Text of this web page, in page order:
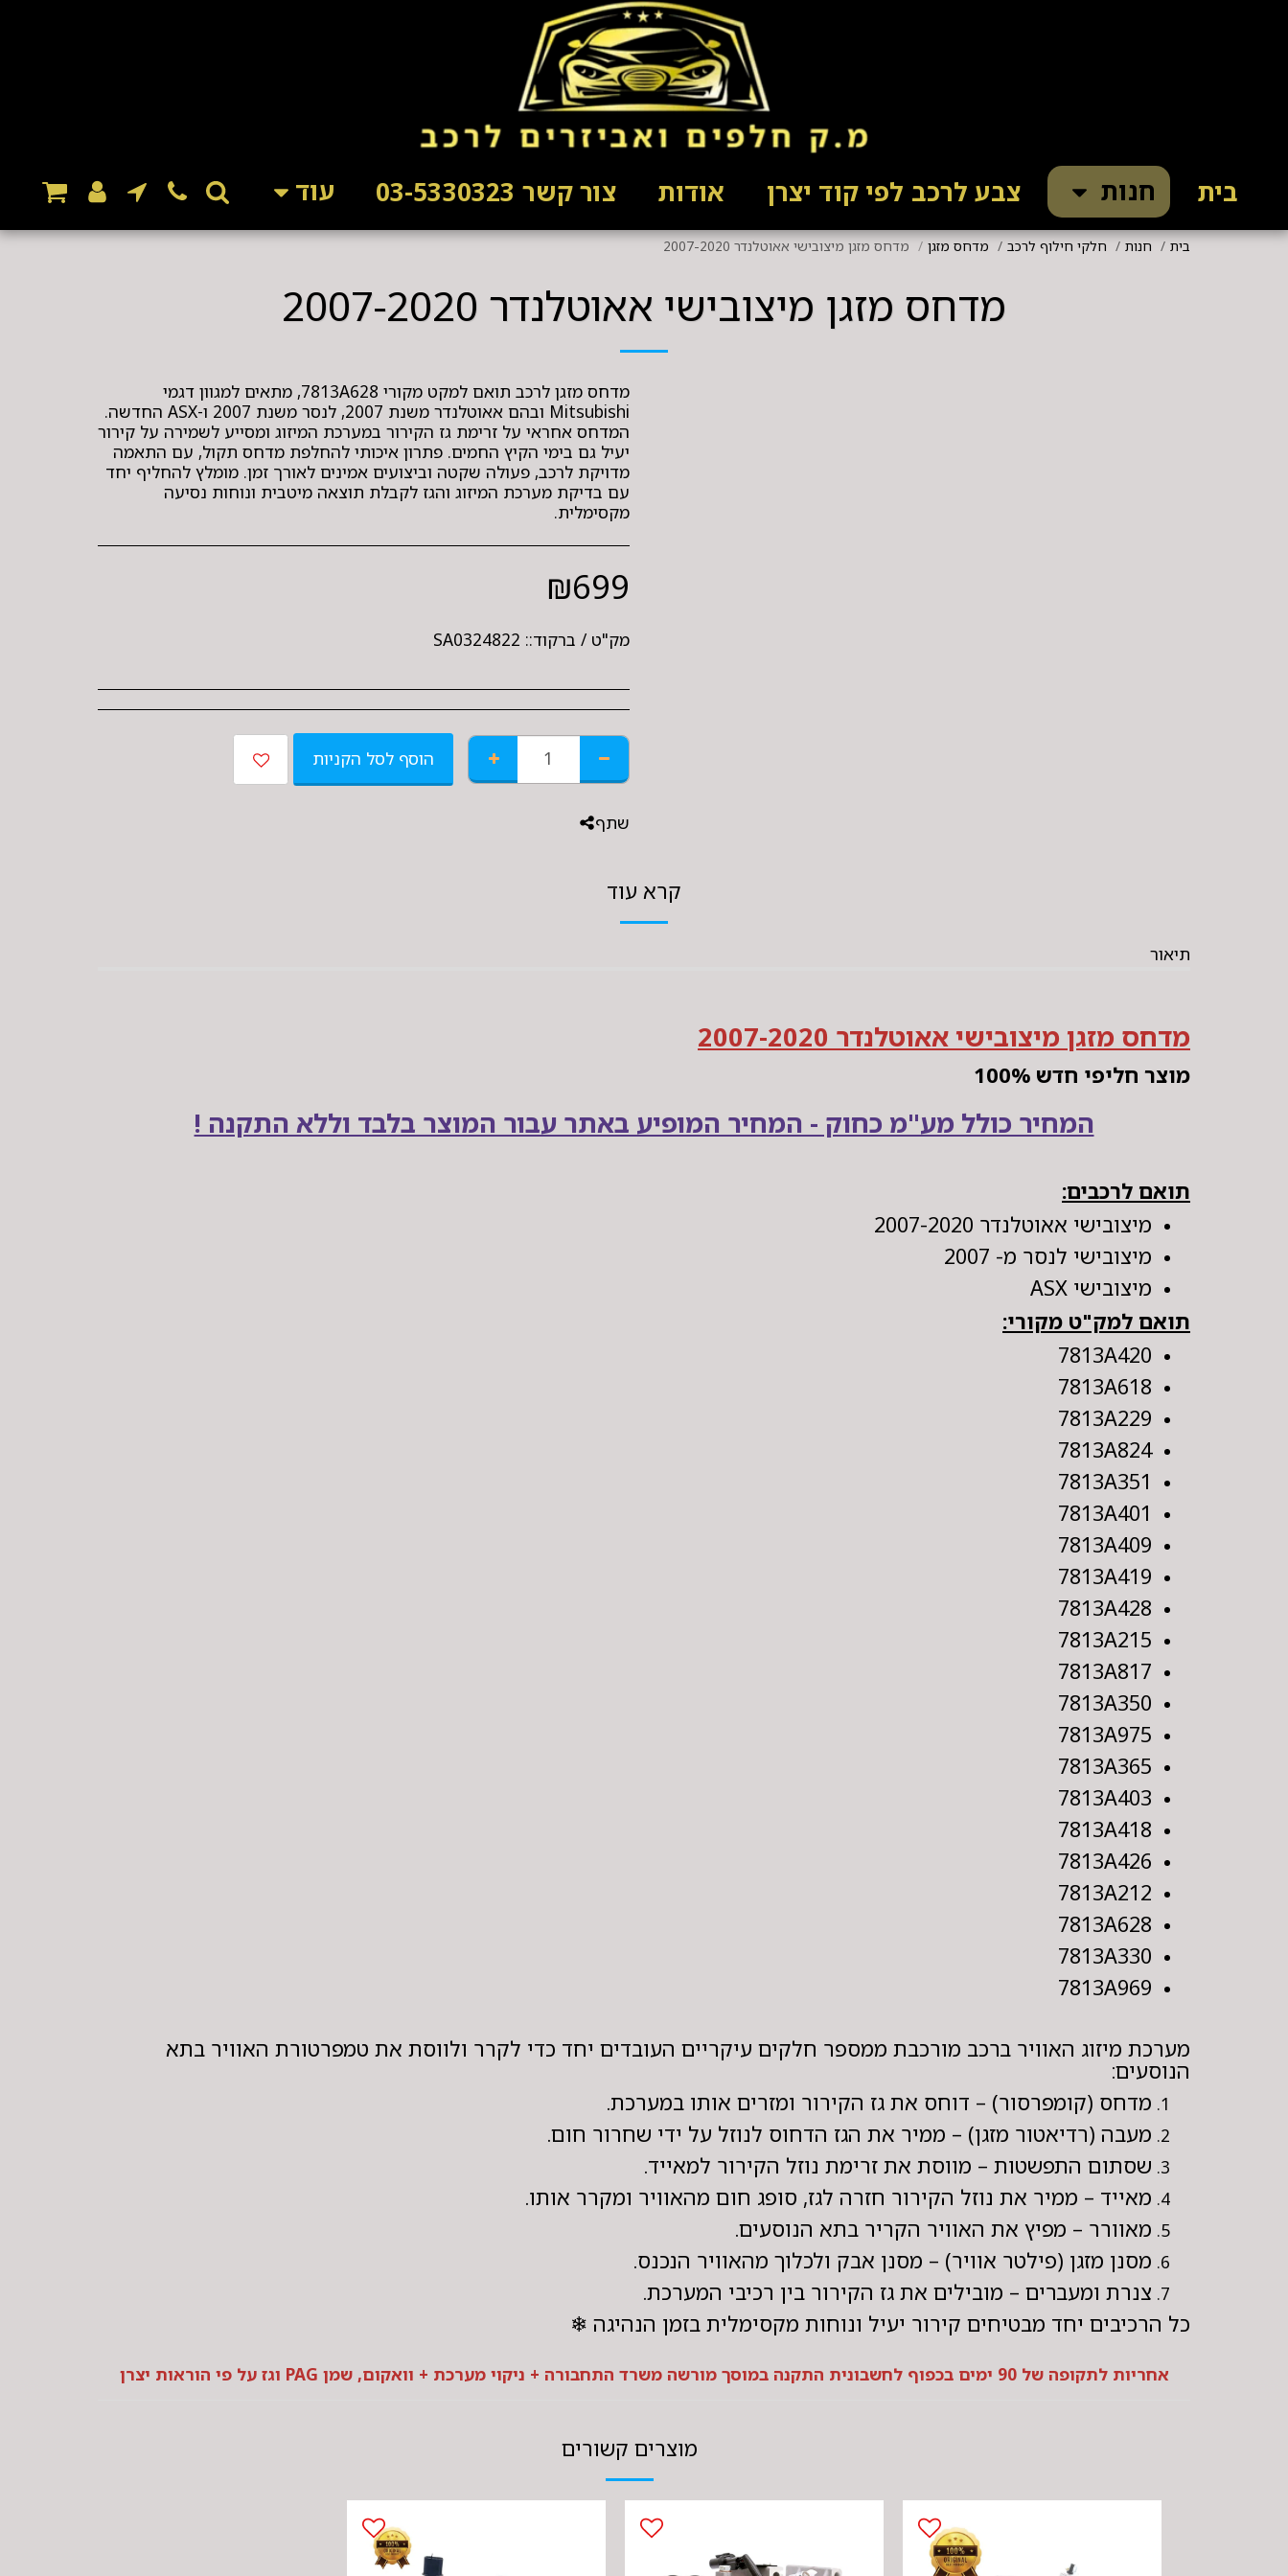
בית חנות צבע לרכב לפי קוד יצרן אודות צור קשר 03-5330323 עוד
בית חנות חלקי חילוף לרכב מדחס מזגן מדחס מזגן מיצובישי אאוטלנדר 2007-2020
מדחס מזגן מיצובישי אאוטלנדר 2007-2020
מדחס מזגן לרכב תואם למקט מקורי 7813A628, מתאים למגוון דגמי
Mitsubishi ובהם אאוטלנדר משנת 2007, לנסר משנת 2007 ו-ASX החדשה.
המדחס אחראי על זרימת גז הקירור במערכת המיזוג ומסייע לשמירה על קירור
יעיל גם בימי הקיץ החמים. פתרון איכותי להחלפת מדחס תקול, עם התאמה
מדויקת לרכב, פעולה שקטה וביצועים אמינים לאורך זמן. מומלץ להחליף יחד
עם בדיקת מערכת המיזוג והגז לקבלת תוצאה מיטבית ונוחות נסיעה
מקסימלית.
₪699
מק"ט / ברקוד:: SA0324822
הוסף לסל הקניות
שתף
קרא עוד
תיאור
מדחס מזגן מיצובישי אאוטלנדר 2007-2020
מוצר חליפי חדש 100%
המחיר כולל מע"מ כחוק - המחיר המופיע באתר עבור המוצר בלבד וללא התקנה !
תואם לרכבים:
מיצובישי אאוטלנדר 2007-2020
מיצובישי לנסר מ- 2007
מיצובישי ASX
תואם למק"ט מקורי:
7813A420
7813A618
7813A229
7813A824
7813A351
7813A401
7813A409
7813A419
7813A428
7813A215
7813A817
7813A350
7813A975
7813A365
7813A403
7813A418
7813A426
7813A212
7813A628
7813A330
7813A969
מערכת מיזוג האוויר ברכב מורכבת ממספר חלקים עיקריים העובדים יחד כדי לקרר ולווסת את טמפרטורת האוויר בתא
הנוסעים:
מדחס (קומפרסור) – דוחס את גז הקירור ומזרים אותו במערכת.
מעבה (רדיאטור מזגן) – ממיר את הגז הדחוס לנוזל על ידי שחרור חום.
שסתום התפשטות – מווסת את זרימת נוזל הקירור למאייד.
מאייד – ממיר את נוזל הקירור חזרה לגז, סופג חום מהאוויר ומקרר אותו.
מאוורר – מפיץ את האוויר הקריר בתא הנוסעים.
מסנן מזגן (פילטר אוויר) – מסנן אבק ולכלוך מהאוויר הנכנס.
צנרת ומעברים – מובילים את גז הקירור בין רכיבי המערכת.
כל הרכיבים יחד מבטיחים קירור יעיל ונוחות מקסימלית בזמן הנהיגה ❄
אחריות לתקופה של 90 ימים בכפוף לחשבונית התקנה במוסך מורשה משרד התחבורה + ניקוי מערכת + וואקום, שמן PAG וגז על פי הוראות יצרן
מוצרים קשורים